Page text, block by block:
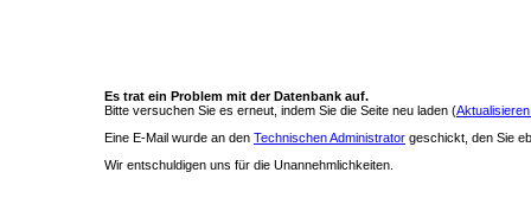
Es trat ein Problem mit der Datenbank auf.
Bitte versuchen Sie es erneut, indem Sie die Seite neu laden (
Eine E-Mail wurde an den Technischen Administrator geschickt, den Sie
Wir entschuldigen uns für die Unannehmlichkeiten.